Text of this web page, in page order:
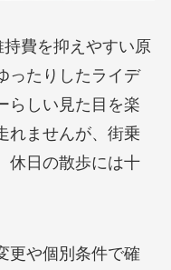
費を抑えやすい原
ったりしたライデ
らしい見た目を楽
れませんが、街乗
休日の散歩には十
更や個別条件で確